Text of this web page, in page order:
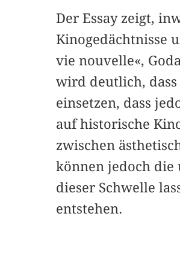
Der Essay zeigt,
Kinogedächtnisse
vie nouvelle«,
wird deutlich,
einsetzen, dass
auf historische
zwischen
können jedoch
dieser Schwelle
entstehen.